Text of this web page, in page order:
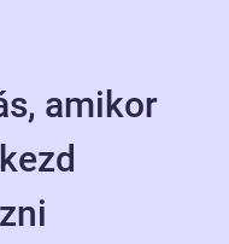
amikor